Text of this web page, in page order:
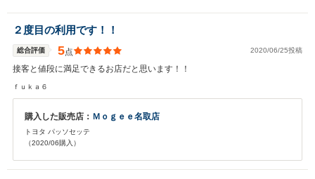
２度目の利用です！！
総合評価 5点 2020/06/25投稿
接客と値段に満足できるお店だと思います！！
ｆｕｋａ６
購入した販売店： Ｍｏｇｅｅ名取店
トヨタ パッソセッテ
（2020/06購入）